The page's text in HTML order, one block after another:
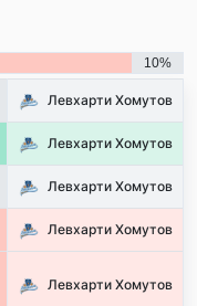
10%
Левхарти Хомутов
Левхарти Хомутов
Левхарти Хомутов
Левхарти Хомутов
Левхарти Хомутов